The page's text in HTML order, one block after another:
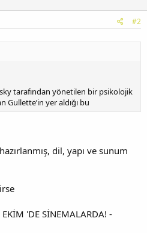
#2
tarafından yönetilen bir psikolojik
Gullette’in yer aldığı bu
dil, yapı ve sunum
'DE SİNEMALARDA! -